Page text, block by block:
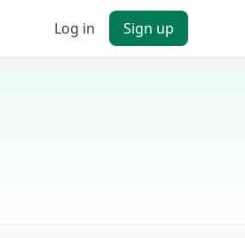
Log in Sign up